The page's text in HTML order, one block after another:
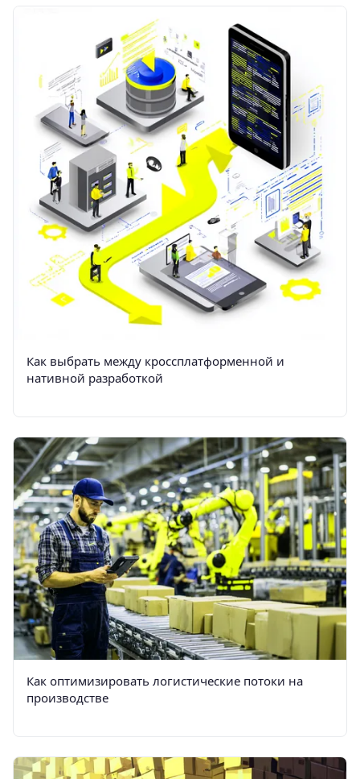
Как выбрать между кроссплатформенной и
нативной разработкой
Как оптимизировать логистические потоки на
производстве